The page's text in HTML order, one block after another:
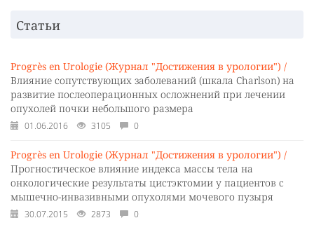
Статьи
Progrès en Urologie (Журнал "Достижения в урологии") /
Влияние сопутствующих заболеваний (шкала Charlson) на
развитие послеоперационных осложнений при лечении
опухолей почки небольшого размера
01.06.2016 3105 0
Progrès en Urologie (Журнал "Достижения в урологии") /
Прогностическое влияние индекса массы тела на
онкологические результаты цистэктомии у пациентов с
мышечно-инвазивными опухолями мочевого пузыря
30.07.2015 2873 0